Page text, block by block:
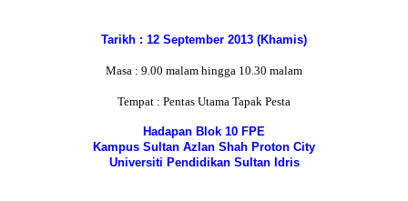
Tarikh : 12 September 2013 (Khamis)
Masa : 9.00 malam hingga 10.30 malam
Tempat : Pentas Utama Tapak Pesta
Hadapan Blok 10 FPE
Kampus Sultan Azlan Shah Proton City
Universiti Pendidikan Sultan Idris